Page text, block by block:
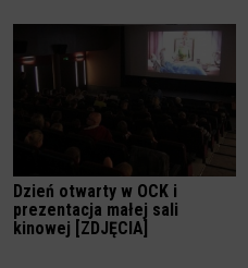
Dzień otwarty w OCK i
prezentacja małej sali
kinowej [ZDJĘCIA]